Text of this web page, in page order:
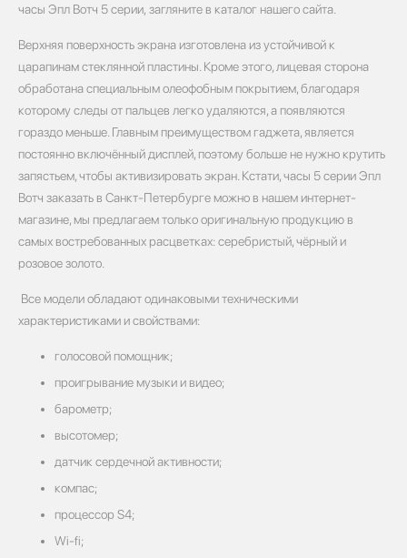
часы Эпл Вотч 5 серии, загляните в каталог нашего сайта.
Верхняя поверхность экрана изготовлена из устойчивой к
царапинам стеклянной пластины. Кроме этого, лицевая сторона
обработана специальным олеофобным покрытием, благодаря
которому следы от пальцев легко удаляются, а появляются
гораздо меньше. Главным преимуществом гаджета, является
постоянно включённый дисплей, поэтому больше не нужно крутить
запястьем, чтобы активизировать экран. Кстати, часы 5 серии Эпл
Вотч заказать в Санкт-Петербурге можно в нашем интернет-
магазине, мы предлагаем только оригинальную продукцию в
самых востребованных расцветках: серебристый, чёрный и
розовое золото.
Все модели обладают одинаковыми техническими
характеристиками и свойствами:
голосовой помощник;
проигрывание музыки и видео;
барометр;
высотомер;
датчик сердечной активности;
компас;
процессор S4;
Wi-fi;